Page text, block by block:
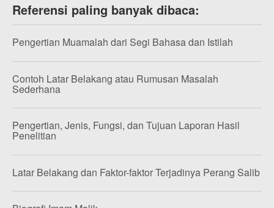
Referensi paling banyak dibaca:
Pengertian Muamalah dari Segi Bahasa dan Istilah
Contoh Latar Belakang atau Rumusan Masalah
Sederhana
Pengertian, Jenis, Fungsi, dan Tujuan Laporan Hasil
Penelitian
Latar Belakang dan Faktor-faktor Terjadinya Perang Salib